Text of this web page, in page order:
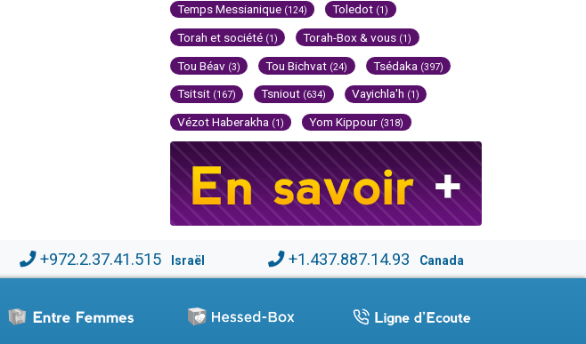
Temps Messianique (124) Toledot (1)
Torah et société (1) Torah-Box & vous (1)
Tou Béav (3) Tou Bichvat (24) Tsédaka (397)
Tsitsit (167) Tsniout (634) Vayichla'h (1)
Vézot Haberakha (1) Yom Kippour (318)
+972.2.37.41.515 Israël +1.437.887.14.93 Canada